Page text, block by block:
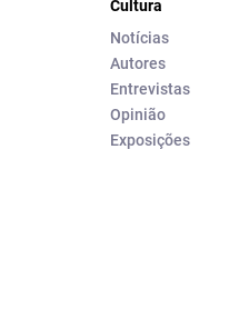
Cultura
Notícias
Autores
Entrevistas
Opinião
Exposições